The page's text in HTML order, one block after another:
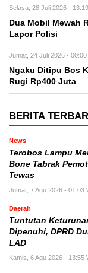
Selasa, 28 Juli 2026 -
Dua Mobil Mewah
Lapor Polisi
Jumat, 24 Juli 2026 - 00:00
Ngaku Ditipu Bos
Rugi Rp400 Juta
BERITA
News
Terobos Lampu
Bone Tabrak
Tewas
Jumat, 7 Agu 2026 - 01:03
Daerah
Tuntutan
Dipenuhi, DPRD
LAD
Kamis, 6 Agu 2026 - 13:55